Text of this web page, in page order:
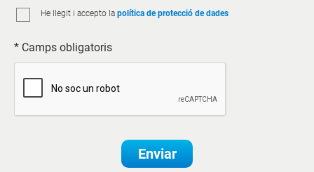
He llegit i accepto la política de protecció de dades
* Camps obligatoris
Enviar